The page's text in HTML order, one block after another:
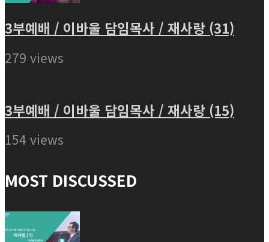
3부예배 / 이바울 담임목사 / 재사랑 (31)
279 views
3부예배 / 이바울 담임목사 / 재사랑 (15)
154 views
MOST DISCUSSED